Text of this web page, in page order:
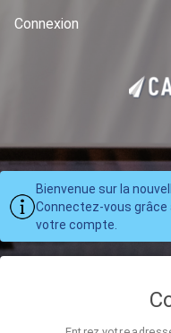
Connexion
Bienvenue sur la
Connectez-vous grâce
votre compte.